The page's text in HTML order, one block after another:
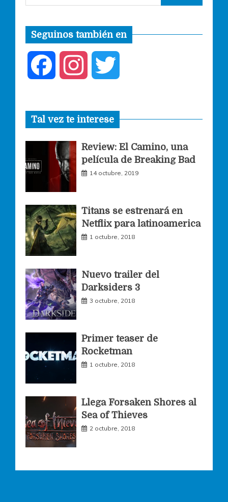
Seguinos también en
c
e
b
o
o
s
t
a
g
m
i
t
t
r
Tal vez te interese
Review: El Camino, una
película de Breaking Bad
14 octubre, 2019
Titans se estrenará en
Netflix para latinoamerica
1 octubre, 2018
Nuevo trailer del
Darksiders 3
3 octubre, 2018
Primer teaser de
Rocketman
1 octubre, 2018
Llega Forsaken Shores al
Sea of Thieves
2 octubre, 2018